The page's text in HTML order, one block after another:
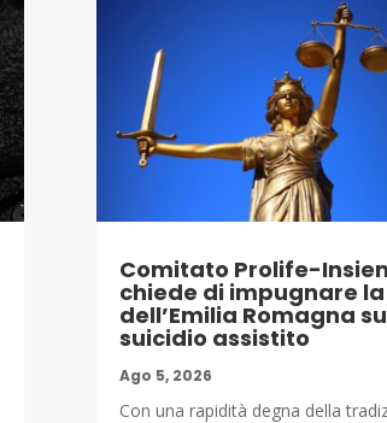
Comitato Prolife-
chiede di impugnare
dell’Emilia Romagna
suicidio assistito
Ago 5, 2026
Con una rapidità degna della